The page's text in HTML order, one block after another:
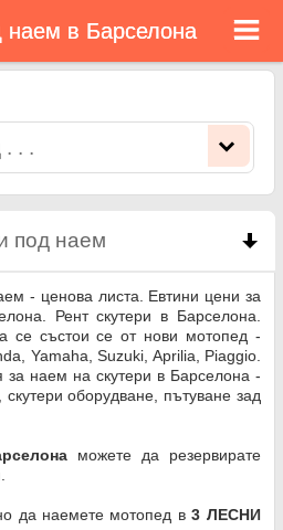
под
за наем на скутери в Барселона. Рент скутери в Барселона.
- BMW, Triumph, Vespa, Honda, Yamaha, Suzuki, Aprilia, Piaggio.
наем в Барселона
под наем click to collapse
- ценова листа. Евтини цени за
Рент скутери в Барселона.
се състои се от нови мотопед -
Yamaha, Suzuki, Aprilia, Piaggio.
за наем на скутери в Барселона -
оборудване, пътуване зад
можете да резервирате
да наемете мотопед в3 ЛЕСНИ